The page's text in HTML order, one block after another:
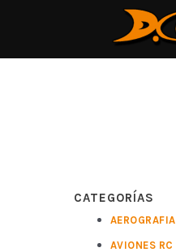
CATEGORÍAS
AEROGRAFIA
AVIONES RC